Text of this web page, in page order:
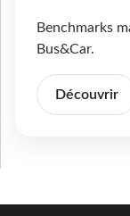
Benchmarks
Bus&Car.
Découvrir